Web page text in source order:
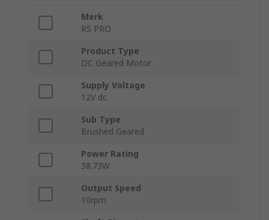
Merk
RS PRO
Product Type
DC Geared Motor
Supply Voltage
12V dc
Sub Type
Brushed Geared
Power Rating
38.73W
Output Speed
10rpm